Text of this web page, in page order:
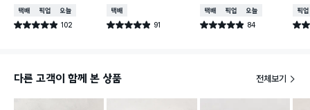
형 15매입
택배배송매장픽업오늘배송
별점 4.9점 102
건 작성
260~280 mm
택배배송
별점 4.9점 91
건 작성
컵
택배배송매장픽업오늘배송
별점 4.9점 84
건 작성
납
매장
별점
다른 고객이 함께 본 상품 전체보기